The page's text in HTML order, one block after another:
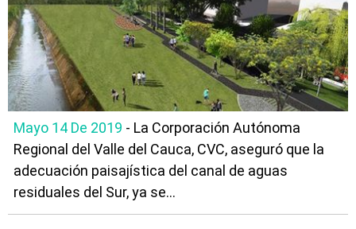
Mayo 14 De 2019 - La Corporación Autónoma
Regional del Valle del Cauca, CVC, aseguró que la
adecuación paisajística del canal de aguas
residuales del Sur, ya se...